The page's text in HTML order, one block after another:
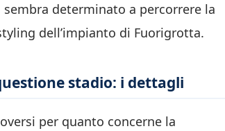
determinato a percorrere la
dell’impianto di Fuorigrotta.
stadio: i dettagli
per quanto concerne la